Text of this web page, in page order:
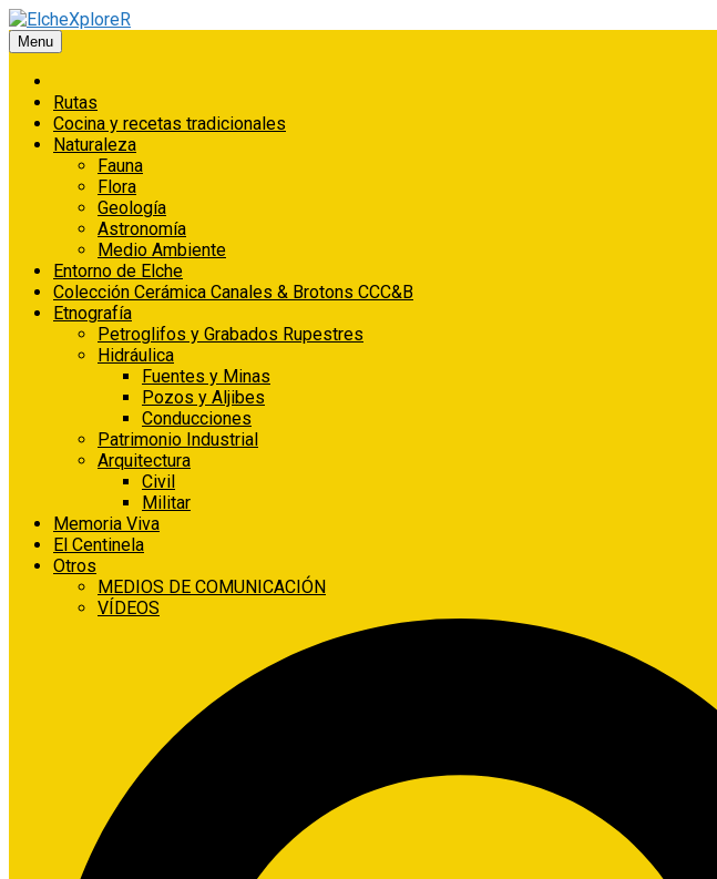
Saltar
al
contenido
Menu
Rutas
Cocina y recetas tradicionales
Naturaleza
Fauna
Flora
Geología
Astronomía
Medio Ambiente
Entorno de Elche
Colección Cerámica Canales & Brotons CCC&B
Etnografía
Petroglifos y Grabados Rupestres
Hidráulica
Fuentes y Minas
Pozos y Aljibes
Conducciones
Patrimonio Industrial
Arquitectura
Civil
Militar
Memoria Viva
El Centinela
Otros
MEDIOS DE COMUNICACIÓN
VÍDEOS